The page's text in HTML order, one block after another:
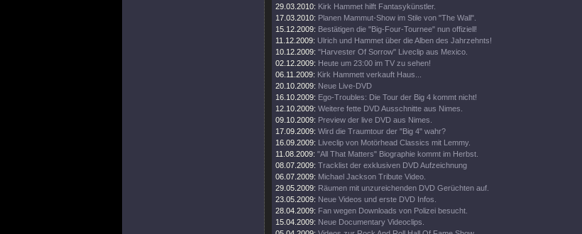
29.03.2010: Kirk Hammet hilft Fantasykünstler.
17.03.2010: Planen Mammut-Show im Stile von "The Wall".
15.12.2009: Bestätigen die "Big-Four-Tournee" nun offiziell!
11.12.2009: Ulrich und Hammet über die Alben des Jahrzehnts!
10.12.2009: "Harvester Of Sorrow" Liveclip aus Mexico.
02.12.2009: Heute um 23:00 im TV zu sehen!
06.11.2009: Kirk Hammett verkauft Haus...
20.10.2009: Neue Live-DVD
16.10.2009: Ego-Troubles: Die Tour der Big 4 kommt nicht!
12.10.2009: Weitere fette DVD Ausschnitte aus Nimes.
09.10.2009: Preview der live DVD aus Nimes.
17.09.2009: Wird die Traumtour der "Big 4" wahr?
16.09.2009: Liveclip von Motörhead Classics mit Lemmy.
11.08.2009: "All That Matters" Biographie kommt im Herbst.
08.07.2009: Tracklist der exklusiven DVD Aufzeichnung
06.07.2009: Michael Jackson Tribute Video.
29.05.2009: Räumen mit unzureichenden DVD Gerüchten auf.
23.05.2009: Neue Videos und erste DVD Infos.
28.04.2009: Fan wegen Downloads von Polizei besucht.
15.04.2009: Neue Documentary Videoclips.